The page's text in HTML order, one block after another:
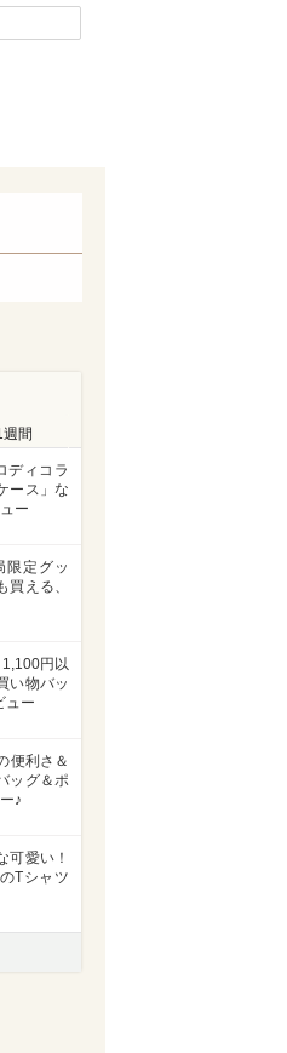
週間
ディコラ
ース」な
ー
限定グッ
える、
1,100円以
い物バッ
ュー
便利さ＆
ッグ＆ポ
♪
可愛い！
Tシャツ